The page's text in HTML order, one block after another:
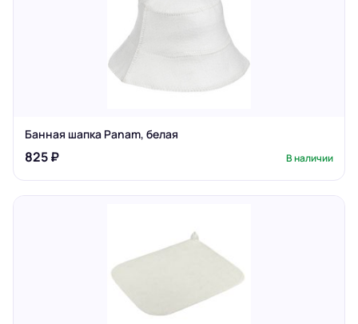
Банная шапка Panam, белая
825 ₽ В наличии